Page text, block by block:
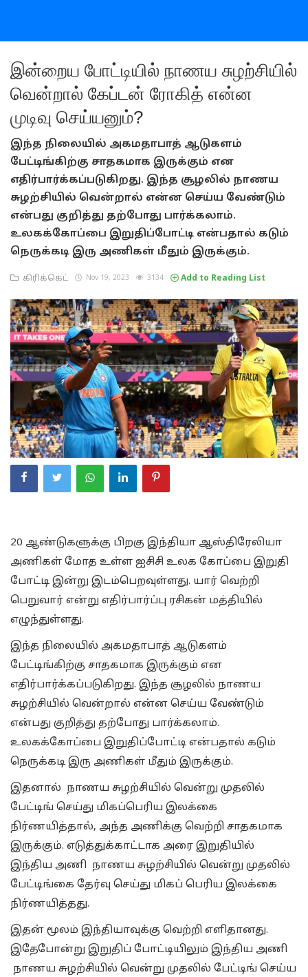
இன்றைய போட்டியில் நாணய சுழற்சியில்
வென்றால் கேப்டன் ரோகித் என்ன
முடிவு செய்யனும்?
இந்த நிலையில் அகமதாபாத் ஆடுகளம்
பேட்டிங்கிற்கு சாதகமாக இருக்கும் என
எதிர்பார்க்கப்படுகிறது. இந்த சூழலில் நாணய
சுழற்சியில் வென்றால் என்ன செய்ய வேண்டும்
என்பது குறித்து தற்போது பார்க்கலாம்.
உலகக்கோப்பை இறுதிப்போட்டி என்பதால் கடும்
நெருக்கடி இரு அணிகள் மீதும் இருக்கும்.
கிரிக்கெட் Nov 19, 2023 3134 Add to Reading List
20 ஆண்டுகளுக்கு பிறகு இந்தியா ஆஸ்திரேலியா
அணிகள் மோத உள்ள ஐசிசி உலக கோப்பை இறுதி
போட்டி இன்று இடம்பெறவுள்ளது. யார் வெற்றி
பெறுவார் என்று எதிர்பார்ப்பு ரசிகன் மத்தியில்
எழுந்துள்ளது.
இந்த நிலையில் அகமதாபாத் ஆடுகளம்
பேட்டிங்கிற்கு சாதகமாக இருக்கும் என
எதிர்பார்க்கப்படுகிறது. இந்த சூழலில் நாணய
சுழற்சியில் வென்றால் என்ன செய்ய வேண்டும்
என்பது குறித்து தற்போது பார்க்கலாம்.
உலகக்கோப்பை இறுதிப்போட்டி என்பதால் கடும்
நெருக்கடி இரு அணிகள் மீதும் இருக்கும்.
இதனால் நாணய சுழற்சியில் வென்று முதலில்
பேட்டிங் செய்து மிகப்பெரிய இலக்கை
நிர்ணயித்தால், அந்த அணிக்கு வெற்றி சாதகமாக
இருக்கும். எடுத்துக்காட்டாக அரை இறுதியில்
இந்திய அணி நாணய சுழற்சியில் வென்று முதலில்
பேட்டிங்கை தேர்வு செய்து மிகப் பெரிய இலக்கை
நிர்ணயித்தது.
இதன் மூலம் இந்தியாவுக்கு வெற்றி எளிதானது.
இதேபோன்று இறுதிப் போட்டியிலும் இந்திய அணி
நாணய சுழற்சியில் வென்று முதலில் பேட்டிங் செய்ய